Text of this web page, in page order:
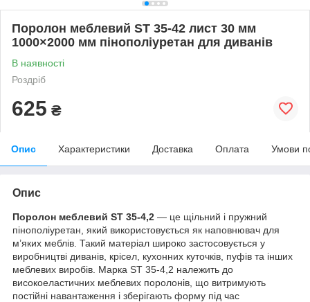
Поролон меблевий ST 35-42 лист 30 мм
1000×2000 мм пінополіуретан для диванів
В наявності
Роздріб
625 ₴
Опис Характеристики Доставка Оплата Умови
Опис
Поролон меблевий ST 35-4,2 — це щільний і пружний
пінополіуретан, який використовується як наповнювач для
м’яких меблів. Такий матеріал широко застосовується у
виробництві диванів, крісел, кухонних куточків, пуфів та інших
меблевих виробів. Марка ST 35-4,2 належить до
високоеластичних меблевих поролонів, що витримують
постійні навантаження і зберігають форму під час